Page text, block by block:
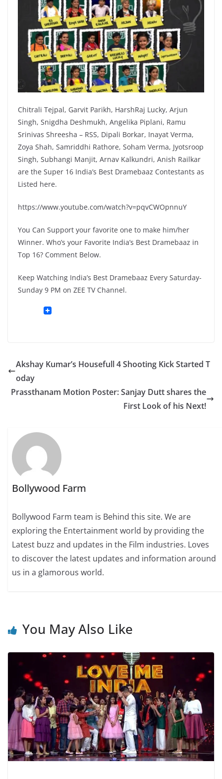
Chitrali Tejpal, Garvit Parikh, HarshRaj Lucky, Arjun
Singh, Snigdha Deshmukh, Angelika Piplani, Ramu
Srinivas Shreesha – RSS, Dipali Borkar, Inayat Verma,
Zoya Shah, Samriddhi Rathore, Soham Verma, Jyotsroop
Singh, Subhangi Manjit, Arnav Kalkundri, Anish Railkar
are the Super 16 India’s Best Dramebaaz Contestants as
Listed here.
https://www.youtube.com/watch?v=pqvCWOpnnuY
You Can Support your favorite one to make him/her
Winner. Who’s your Favorite India’s Best Dramebaaz in
Top 16? Comment Below.
Keep Watching India’s Best Dramebaaz Every Saturday-
Sunday 9 PM on ZEE TV Channel.
Akshay Kumar’s Housefull 4 Shooting Kick Started T
oday
Prassthanam Motion Poster: Sanjay Dutt shares the
First Look of his Next!
Bollywood Farm
Bollywood Farm team is Behind this site. We are
exploring the Entertainment world by providing the
Latest buzz and updates in the Film industries. Loves
to discover the latest updates and information around
us in a glamorous world.
You May Also Like